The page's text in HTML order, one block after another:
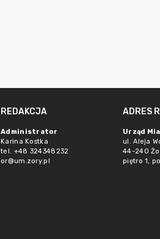
REDAKCJA
Administrator
Karina Kostka
tel. +48 324348232
or@um.zory.pl
ADRES
Urząd
ul. Aleja
44-240
piętro 1,